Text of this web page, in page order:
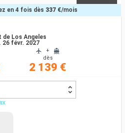
de Los Angeles
26 févr. 2027
+
dès
2 139 €
en 4 fois dès 337 €/mois
Compagnies